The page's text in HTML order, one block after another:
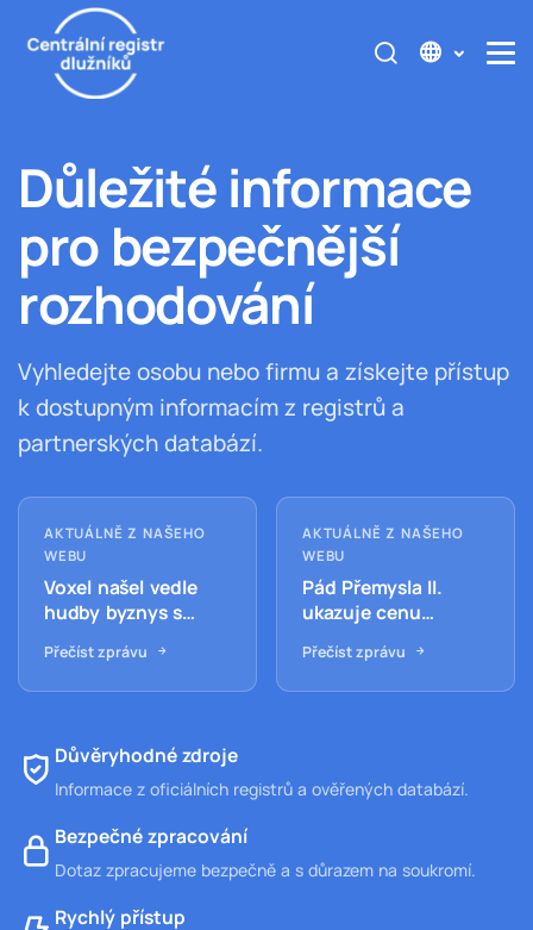
Důležité informace
pro bezpečnější
rozhodování
Vyhledejte osobu nebo firmu a získejte přístup
k dostupným informacím z registrů a
partnerských databází.
AKTUÁLNĚ Z NAŠEHO
WEBU
Voxel našel vedle
hudby byznys s
pandemické pauzy
Přečíst zprávu
AKTUÁLNĚ Z NAŠEHO
WEBU
Pád Přemysla II.
ukazuje cenu
a ztráty spojenců
Přečíst zprávu
Důvěryhodné zdroje
Informace z oficiálních registrů a ověřených databází.
Bezpečné zpracování
Dotaz zpracujeme bezpečně a s důrazem na soukromí.
Rychlý přístup